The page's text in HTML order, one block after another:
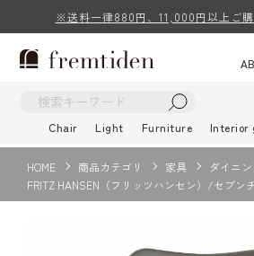
※送料一律880円、11,000円以上ご
Chair Light Furniture Interior
HOME 商品カテゴリ 家具
ダイニ
FRITZ HANSEN（フリッツハンセン）/セブン